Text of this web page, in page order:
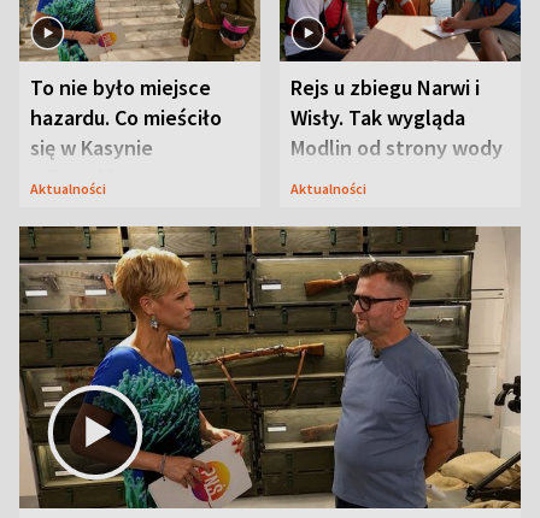
To nie było miejsce
hazardu. Co mieściło
się w Kasynie
Oficerskim?
Aktualności
Rejs u zbiegu Narwi i
Wisły. Tak wygląda
Modlin od strony wody
Aktualności